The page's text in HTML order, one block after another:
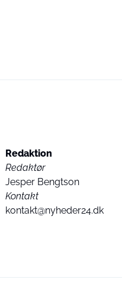
Redaktion
Redaktør
Jesper Bengtson
Kontakt
kontakt@nyheder24.dk